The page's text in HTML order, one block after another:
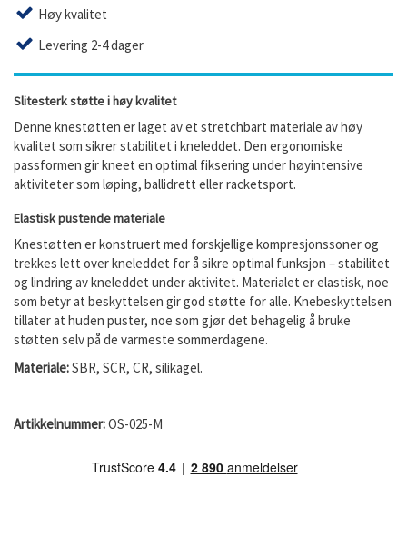
Høy kvalitet
Levering 2-4 dager
Slitesterk støtte i høy kvalitet
Denne knestøtten er laget av et stretchbart materiale av høy
kvalitet som sikrer stabilitet i kneleddet. Den ergonomiske
passformen gir kneet en optimal fiksering under høyintensive
aktiviteter som løping, ballidrett eller racketsport.
Elastisk pustende materiale
Knestøtten er konstruert med forskjellige kompresjonssoner og
trekkes lett over kneleddet for å sikre optimal funksjon – stabilitet
og lindring av kneleddet under aktivitet. Materialet er elastisk, noe
som betyr at beskyttelsen gir god støtte for alle. Knebeskyttelsen
tillater at huden puster, noe som gjør det behagelig å bruke
støtten selv på de varmeste sommerdagene.
Materiale:SBR, SCR, CR, silikagel.
Artikkelnummer:OS-025-M